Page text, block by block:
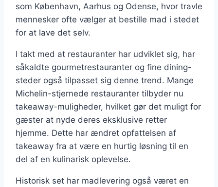
som København, Aarhus og Odense, hvor travle
mennesker ofte vælger at bestille mad i stedet
for at lave det selv.
I takt med at restauranter har udviklet sig, har
såkaldte gourmetrestauranter og fine dining-
steder også tilpasset sig denne trend. Mange
Michelin-stjernede restauranter tilbyder nu
takeaway-muligheder, hvilket gør det muligt for
gæster at nyde deres eksklusive retter
hjemme. Dette har ændret opfattelsen af
takeaway fra at være en hurtig løsning til en
del af en kulinarisk oplevelse.
Historisk set har madlevering også været en